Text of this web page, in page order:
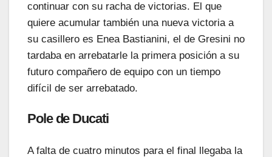
continuar con su racha de victorias. El que
quiere acumular también una nueva victoria a
su casillero es Enea Bastianini, el de Gresini no
tardaba en arrebatarle la primera posición a su
futuro compañero de equipo con un tiempo
difícil de ser arrebatado.
Pole de Ducati
A falta de cuatro minutos para el final llegaba la